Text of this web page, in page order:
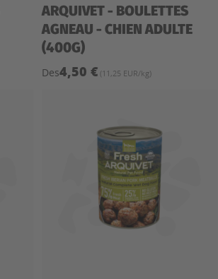
ARQUIVET - BOULETTES
AGNEAU - CHIEN ADULTE
(400G)
Des4,50 € (11,25 EUR/kg)